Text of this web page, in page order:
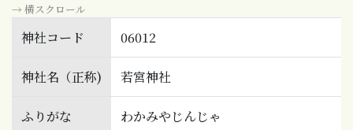
→ 横スクロール
神社コード 06012
神社名（正称) 若宮神社
ふりがな わかみやじんじゃ